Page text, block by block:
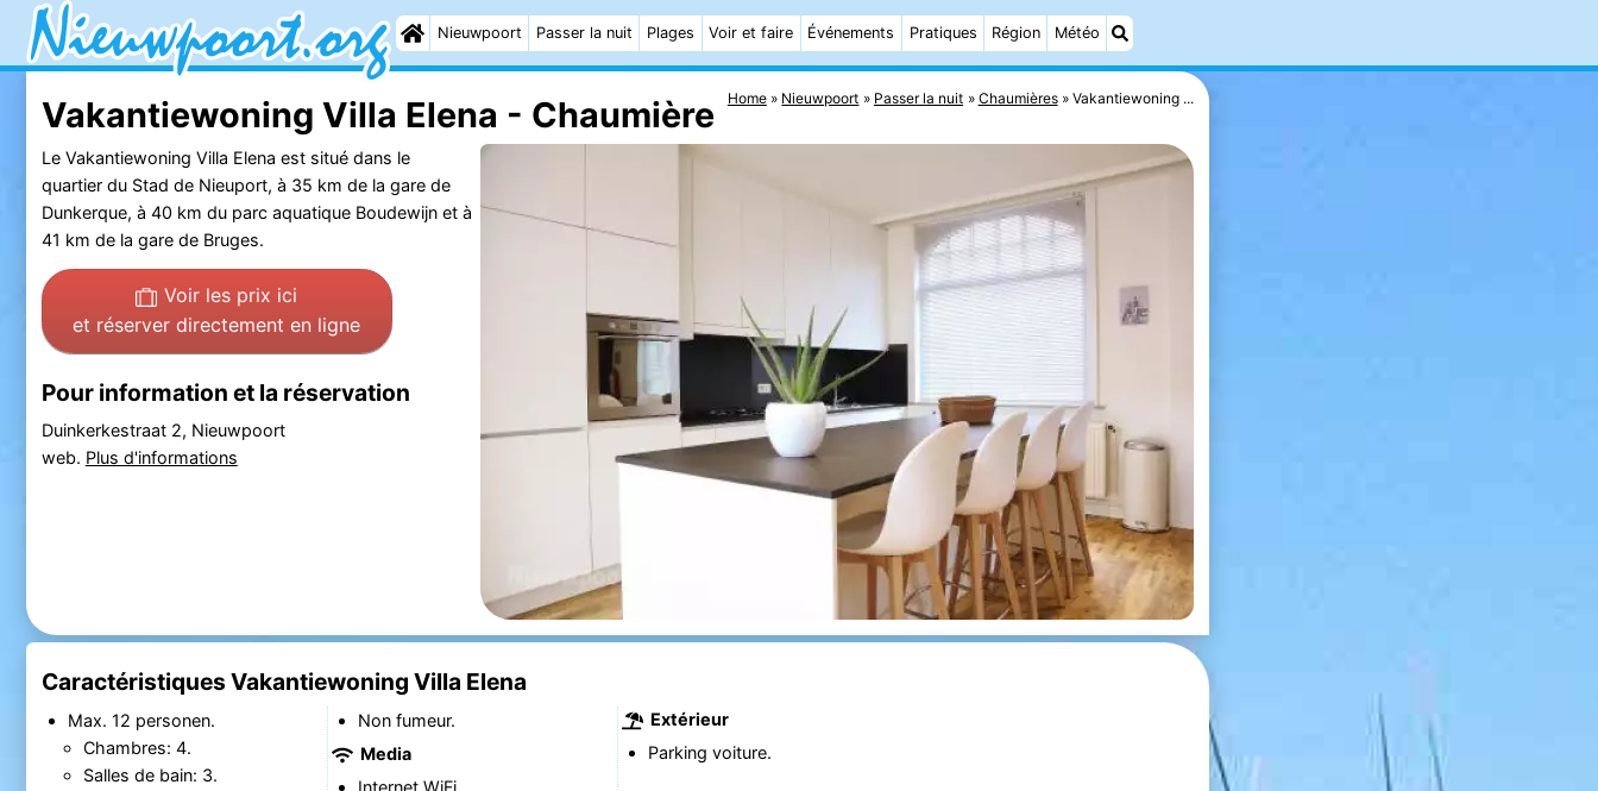
Nieuwpoort Passer la nuit Plages Voir et faire Événements Pratiques Région Météo
Home Nieuwpoort Passer la nuit Chaumières Vakantiewoning ...
Vakantiewoning Villa Elena - Chaumière
Le Vakantiewoning Villa Elena est situé dans le
quartier du Stad de Nieuport, à 35 km de la gare de
Dunkerque, à 40 km du parc aquatique Boudewijn et à
41 km de la gare de Bruges.
Voir les prix ici
et réserver directement en ligne
Pour information et la réservation
Duinkerkestraat 2, Nieuwpoort
web. Plus d'informations
Caractéristiques Vakantiewoning Villa Elena
Max. 12 personen.
Chambres: 4.
Salles de bain: 3.
Non fumeur.
Media
Extérieur
Parking voiture.